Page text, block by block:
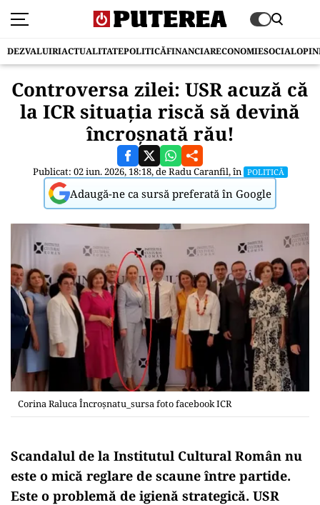
DEZVALUIRIACTUALITATEPOLITICĂFINANCIARECONOMIESOCIAL
Controversa zilei: USR acuză că
la ICR situația riscă să devină
încroșnată rău!
Publicat: 02 iun. 2026, 18:18, deRadu Caranfil, în POLITICĂ
Adaugă-ne ca sursă preferată în Google
Corina Raluca Încroșnatu_sursa foto facebook ICR
Scandalul de la Institutul Cultural Român nu
este o mică reglare de scaune între partide.
Este o problemă de igienă strategică. USR